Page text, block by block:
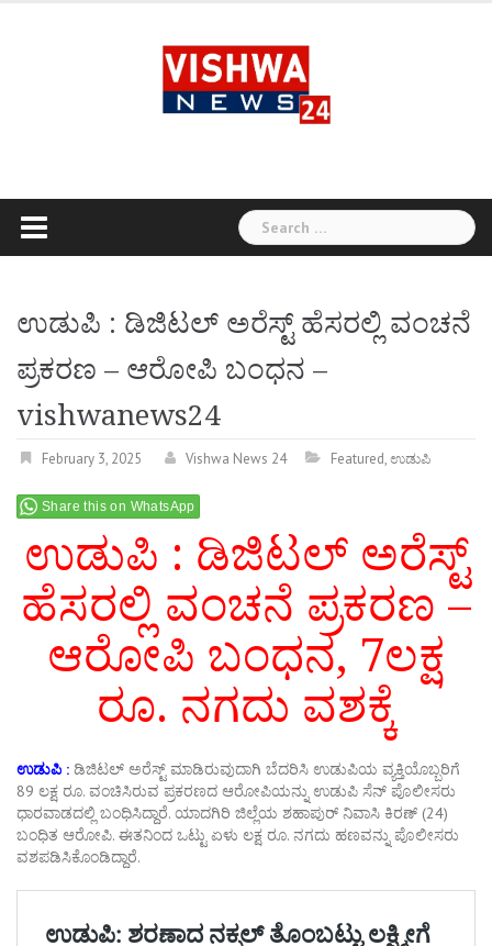
Search
for:
ಉಡುಪಿ : ಡಿಜಿಟಲ್ ಅರೆಸ್ಟ್ ಹೆಸರಲ್ಲಿ ವಂಚನೆ
ಪ್ರಕರಣ – ಆರೋಪಿ ಬಂಧನ –
vishwanews24
February 3, 2025 Vishwa News 24 Featured,ಉಡುಪಿ
Share this on WhatsApp
ಉಡುಪಿ : ಡಿಜಿಟಲ್ ಅರೆಸ್ಟ್
ಹೆಸರಲ್ಲಿ ವಂಚನೆ ಪ್ರಕರಣ –
ಆರೋಪಿ ಬಂಧನ, 7ಲಕ್ಷ
ರೂ. ನಗದು ವಶಕ್ಕೆ
ಉಡುಪಿ : ಡಿಜಿಟಲ್ ಅರೆಸ್ಟ್ ಮಾಡಿರುವುದಾಗಿ ಬೆದರಿಸಿ ಉಡುಪಿಯ ವ್ಯಕ್ತಿಯೊಬ್ಬರಿಗೆ
89‌ ಲಕ್ಷ ರೂ. ವಂಚಿಸಿರುವ ಪ್ರಕರಣದ ಆರೋಪಿಯನ್ನು ಉಡುಪಿ ಸೆನ್ ಪೊಲೀಸರು
ಧಾರವಾಡದಲ್ಲಿ ಬಂಧಿಸಿದ್ದಾರೆ. ಯಾದಗಿರಿ ಜಿಲ್ಲೆಯ ಶಹಾಪುರ್ ನಿವಾಸಿ ಕಿರಣ್ (24)
ಬಂಧಿತ ಆರೋಪಿ. ಈತನಿಂದ ಒಟ್ಟು ಏಳು ಲಕ್ಷ ರೂ. ನಗದು ಹಣವನ್ನು ಪೊಲೀಸರು
ವಶಪಡಿಸಿಕೊಂಡಿದ್ದಾರೆ.